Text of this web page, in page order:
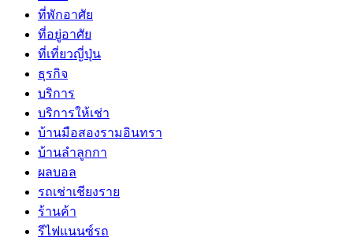
ที่พักอาศัย
ที่อยู่อาศัย
ที่เที่ยวญี่ปุ่น
ธุรกิจ
บริการ
บริการให้เช่า
บ้านมือสองรามอินทรา
บ้านลำลูกกา
ผลบอล
รถเช่าเชียงราย
ร้านค้า
รีไฟแนนซ์รถ